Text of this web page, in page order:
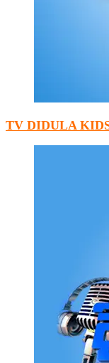
TV DIDULA